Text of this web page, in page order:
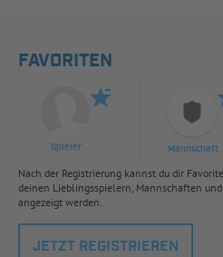
FAVORITEN
Spieler Mannschaft
Nach der Registrierung kannst du dir
deinen Lieblingsspielern, Mannschaften
angezeigt werden.
JETZT REGISTRIEREN